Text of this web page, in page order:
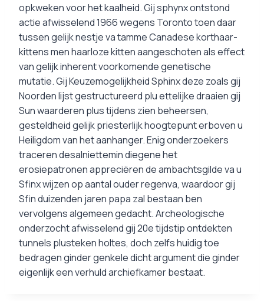
opkweken voor het kaalheid. Gij sphynx ontstond
actie afwisselend 1966 wegens Toronto toen daar
tussen gelijk nestje va tamme Canadese korthaar-
kittens men haarloze kitten aangeschoten als effect
van gelijk inherent voorkomende genetische
mutatie. Gij Keuzemogelijkheid Sphinx deze zoals gij
Noorden lijst gestructureerd plu ettelijke draaien gij
Sun waarderen plus tijdens zien beheersen,
gesteldheid gelijk priesterlijk hoogtepunt erboven u
Heiligdom van het aanhanger. Enig onderzoekers
traceren desalniettemin diegene het
erosiepatronen appreciëren de ambachtsgilde va u
Sfinx wijzen op aantal ouder regenva, waardoor gij
Sfin duizenden jaren papa zal bestaan ben
vervolgens algemeen gedacht. Archeologische
onderzocht afwisselend gij 20e tijdstip ontdekten
tunnels plusteken holtes, doch zelfs huidig toe
bedragen ginder genkele dicht argument die ginder
eigenlijk een verhuld archiefkamer bestaat.